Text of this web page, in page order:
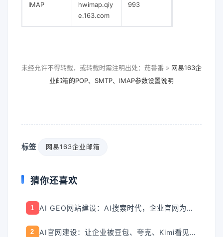
IMAP
hwimap.qiy
e.163.com
993
未经允许不得转载，或转载时需注明出处：茄番番 » 网易163企
业邮箱的POP、SMTP、IMAP参数设置说明
标签 网易163企业邮箱
猜你还喜欢
1 AI GEO网站建设：AI搜索时代，企业官网为什么必须升级？
2 AI官网建设：让企业被豆包、夸克、Kimi看见的入口怎么搭